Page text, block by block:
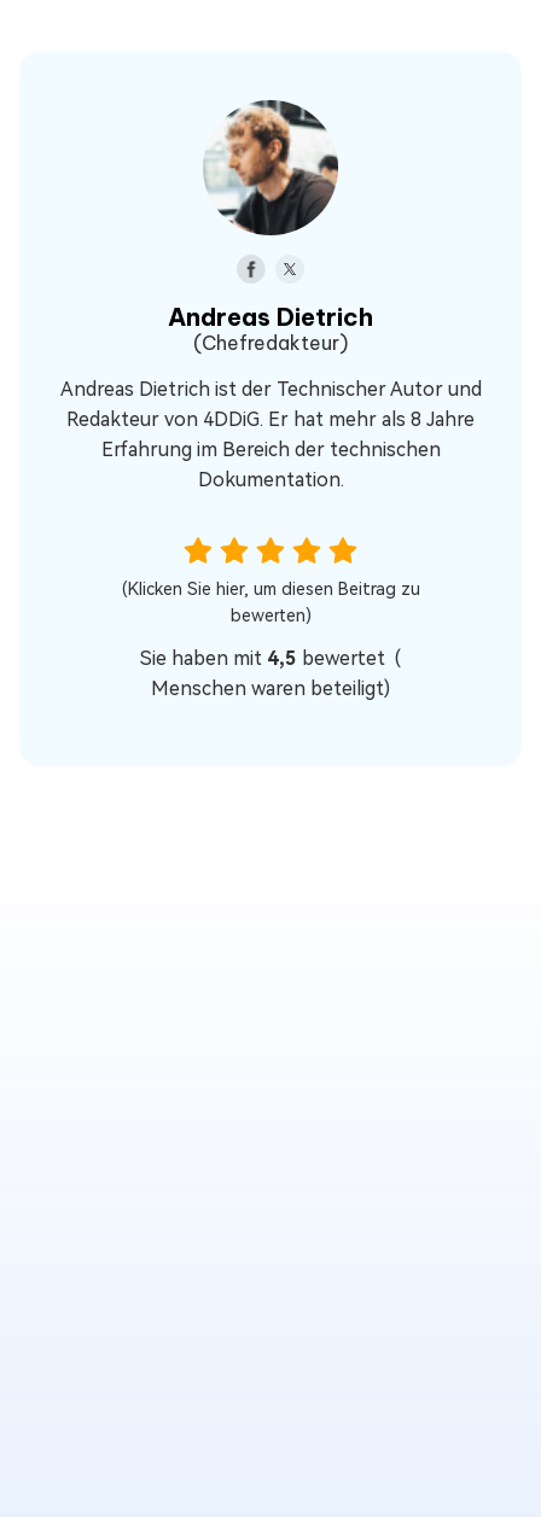
Andreas Dietrich
(Chefredakteur)
Andreas Dietrich ist der Technischer Autor und
Redakteur von 4DDiG. Er hat mehr als 8 Jahre
Erfahrung im Bereich der technischen
Dokumentation.
(Klicken Sie hier, um diesen Beitrag zu
bewerten)
Sie haben mit 4,5 bewertet (
Menschen waren beteiligt)